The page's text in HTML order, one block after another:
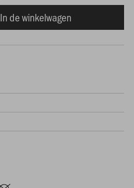
In de winkelwagen